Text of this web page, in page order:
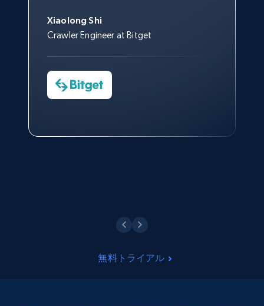
Xiaolong Shi
Crawler Engineer at Bitget
トなしでは急成長を遂げること
はできなかったでしょう。
Data Science Specialist
Sarah Melville
Media Director at YouGov Sport
サポートおよび開発スタッフの
おかげで、多くのプロセスを最
Charmagne Cruz
Head of Reporting & Analytics, Business
今すぐ観る
Yorgos Panzaris
CTO at Convert Group
す。
Cheddi Rai
CEO at AdRetreaver
無料トライアル